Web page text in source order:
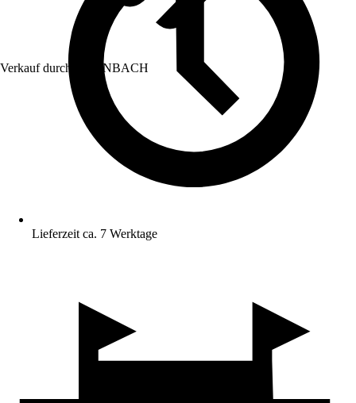
Verkauf durch: HORNBACH
Lieferzeit ca. 7 Werktage